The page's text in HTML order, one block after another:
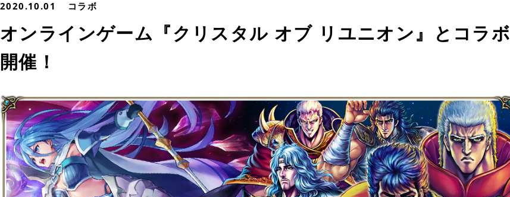
2020.10.01 コラボ
オンラインゲーム『クリスタル オブ リユニオン』とコラボ
開催！